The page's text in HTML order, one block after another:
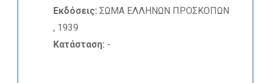
Εκδόσεις: ΣΩΜΑ ΕΛΛΗΝΩΝ ΠΡΟΣΚΟΠΩΝ
, 1939
Κατάσταση: -